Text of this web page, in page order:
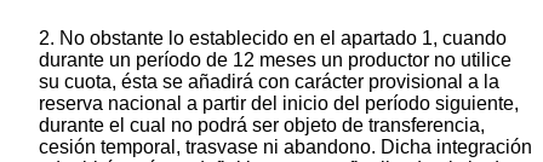
2. No obstante lo establecido en el apartado 1, cuando
durante un período de 12 meses un productor no utilice
su cuota, ésta se añadirá con carácter provisional a la
reserva nacional a partir del inicio del período siguiente,
durante el cual no podrá ser objeto de transferencia,
cesión temporal, trasvase ni abandono. Dicha integración